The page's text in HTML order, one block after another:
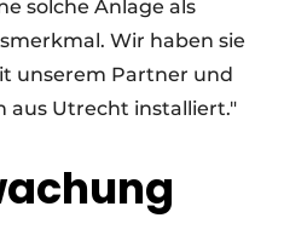
solche Anlage als
Wir haben sie
unserem Partner und
aus Utrecht installiert."